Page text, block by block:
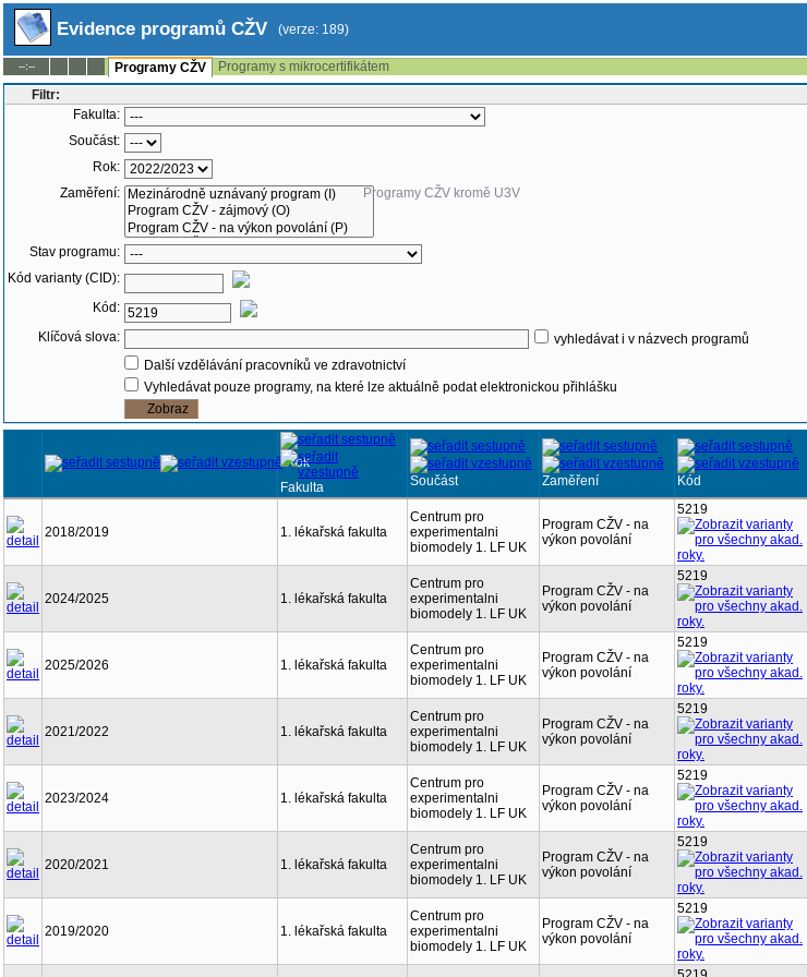
Evidence programů CŽV (verze: 189)
--:-- Programy CŽV
Programy s mikrocertifikátem
Filtr:
Fakulta:
Součást:
Rok:
Zaměření:
Programy CŽV kromě U3V
Stav programu:
Kód varianty (CID):
Kód:
Klíčová slova:
vyhledávat i v názvech programů
Další vzdělávání pracovníků ve zdravotnictví
Vyhledávat pouze programy, na které lze aktuálně podat elektronickou přihlášku
Rok
Fakulta
Součást Zaměření Kód
2018/2019 1. lékařská fakulta
Centrum pro
experimentalni
biomodely 1. LF UK
Program CŽV - na
výkon povolání
5219
2024/2025 1. lékařská fakulta
Centrum pro
experimentalni
biomodely 1. LF UK
Program CŽV - na
výkon povolání
5219
2025/2026 1. lékařská fakulta
Centrum pro
experimentalni
biomodely 1. LF UK
Program CŽV - na
výkon povolání
5219
2021/2022 1. lékařská fakulta
Centrum pro
experimentalni
biomodely 1. LF UK
Program CŽV - na
výkon povolání
5219
2023/2024 1. lékařská fakulta
Centrum pro
experimentalni
biomodely 1. LF UK
Program CŽV - na
výkon povolání
5219
2020/2021 1. lékařská fakulta
Centrum pro
experimentalni
biomodely 1. LF UK
Program CŽV - na
výkon povolání
5219
2019/2020 1. lékařská fakulta
Centrum pro
experimentalni
biomodely 1. LF UK
Program CŽV - na
výkon povolání
5219